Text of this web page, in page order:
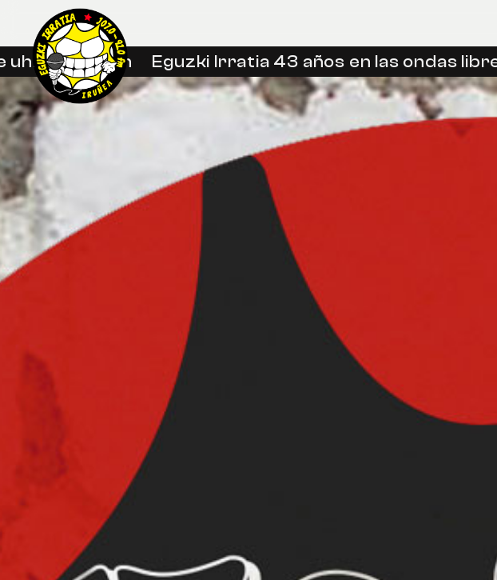
libreetan Eguzki Irratia 43 años en las ondas libres